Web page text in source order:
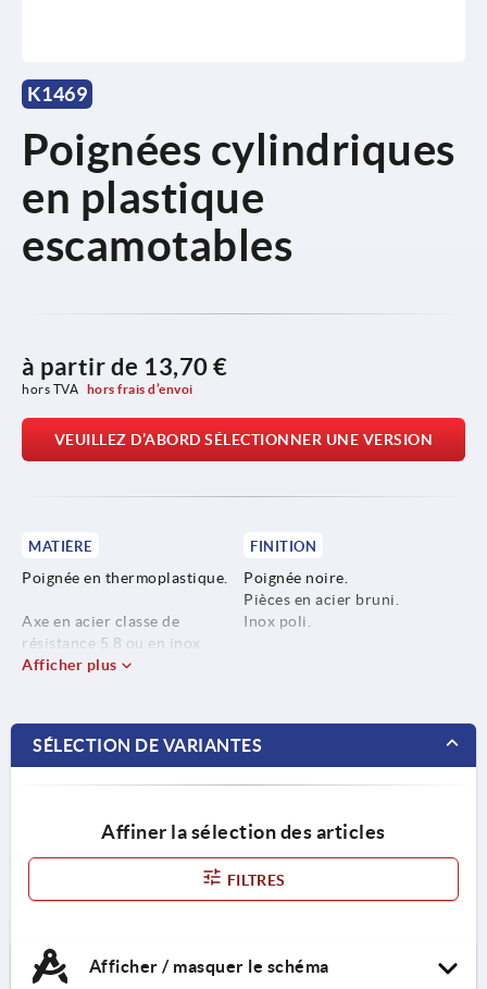
K1469
Poignées cylindriques
en plastique
escamotables
à partir de 13,70 €
hors TVA hors frais d’envoi
VEUILLEZ D’ABORD SÉLECTIONNER UNE VERSION
MATIÈRE
Poignée en thermoplastique.
Axe en acier classe de
résistance 5.8 ou en inox
1.4404.
FINITION
Poignée noire.
Pièces en acier bruni.
Inox poli.
Afficher plus
SÉLECTION DE VARIANTES
Affiner la sélection des articles
FILTRES
Afficher / masquer le schéma